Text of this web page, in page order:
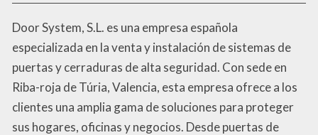
Door System, S.L. es una empresa española
especializada en la venta y instalación de sistemas de
puertas y cerraduras de alta seguridad. Con sede en
Riba-roja de Túria, Valencia, esta empresa ofrece a los
clientes una amplia gama de soluciones para proteger
sus hogares, oficinas y negocios. Desde puertas de